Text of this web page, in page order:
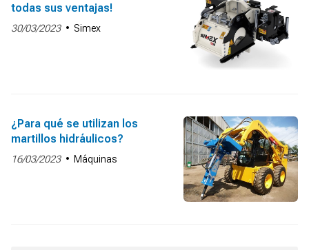
todas sus ventajas!
30/03/2023 Simex
¿Para qué se utilizan los
martillos hidráulicos?
16/03/2023 Máquinas